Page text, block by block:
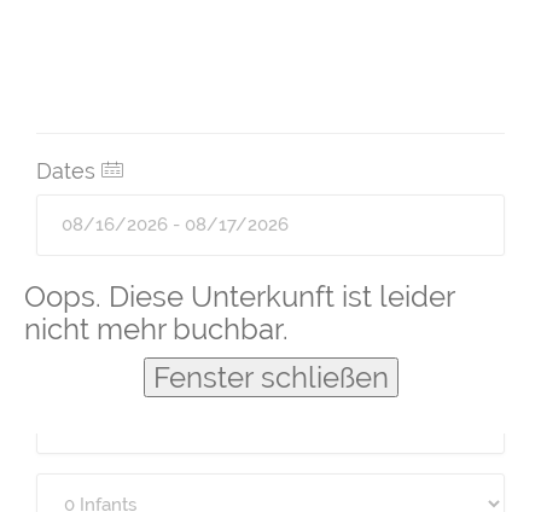
Oops. Diese Unterkunft ist leider
nicht mehr buchbar.
Fenster schließen
Dates
Guests